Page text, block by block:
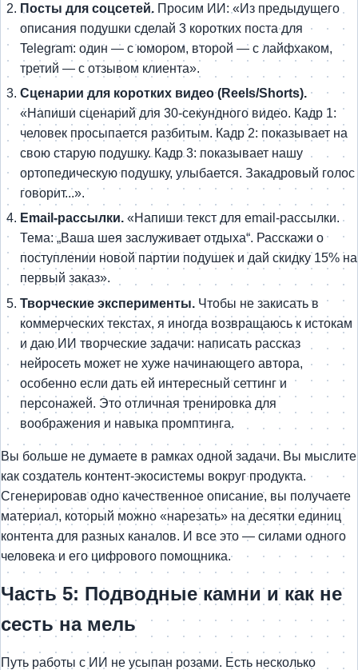
Посты для соцсетей. Просим ИИ: «Из предыдущего
описания подушки сделай 3 коротких поста для
Telegram: один — с юмором, второй — с лайфхаком,
третий — с отзывом клиента».
Сценарии для коротких видео (Reels/Shorts).
«Напиши сценарий для 30-секундного видео. Кадр 1:
человек просыпается разбитым. Кадр 2: показывает на
свою старую подушку. Кадр 3: показывает нашу
ортопедическую подушку, улыбается. Закадровый голос
говорит...».
Email-рассылки. «Напиши текст для email-рассылки.
Тема: „Ваша шея заслуживает отдыха“. Расскажи о
поступлении новой партии подушек и дай скидку 15% на
первый заказ».
Творческие эксперименты. Чтобы не закисать в
коммерческих текстах, я иногда возвращаюсь к истокам
и даю ИИ творческие задачи: написать рассказ
нейросеть может не хуже начинающего автора,
особенно если дать ей интересный сеттинг и
персонажей. Это отличная тренировка для
воображения и навыка промптинга.
Вы больше не думаете в рамках одной задачи. Вы мыслите
как создатель контент-экосистемы вокруг продукта.
Сгенерировав одно качественное описание, вы получаете
материал, который можно «нарезать» на десятки единиц
контента для разных каналов. И все это — силами одного
человека и его цифрового помощника.
Часть 5: Подводные камни и как не
сесть на мель
Путь работы с ИИ не усыпан розами. Есть несколько